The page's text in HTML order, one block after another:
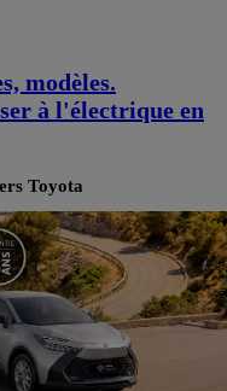
modèles.
à l'électrique en
Toyota